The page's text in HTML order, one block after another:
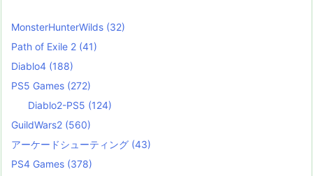
MonsterHunterWilds (32)
Path of Exile 2 (41)
Diablo4 (188)
PS5 Games (272)
Diablo2-PS5 (124)
GuildWars2 (560)
アーケードシューティング (43)
PS4 Games (378)